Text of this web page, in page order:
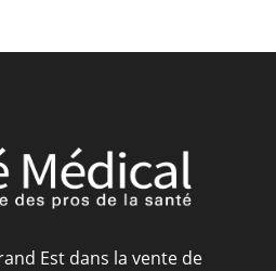
Est dans la vente de